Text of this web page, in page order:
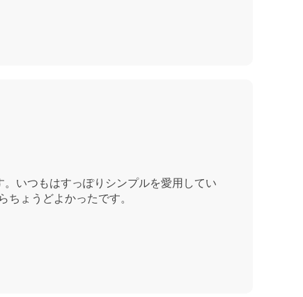
いつもはすっぽりシンプルを愛用してい
ょうどよかったです。